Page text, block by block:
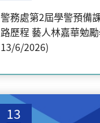
警務處第2屆學警預備
路歷程 藝人林嘉華勉
13/6/2026)
13